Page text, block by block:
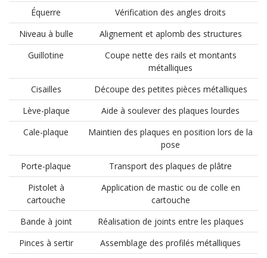
Équerre
Vérification des angles droits
Niveau à bulle
Alignement et aplomb des structures
Guillotine
Coupe nette des rails et montants
métalliques
Cisailles
Découpe des petites pièces métalliques
Lève-plaque
Aide à soulever des plaques lourdes
Cale-plaque
Maintien des plaques en position lors de la
pose
Porte-plaque
Transport des plaques de plâtre
Pistolet à
cartouche
Application de mastic ou de colle en
cartouche
Bande à joint
Réalisation de joints entre les plaques
Pinces à sertir
Assemblage des profilés métalliques